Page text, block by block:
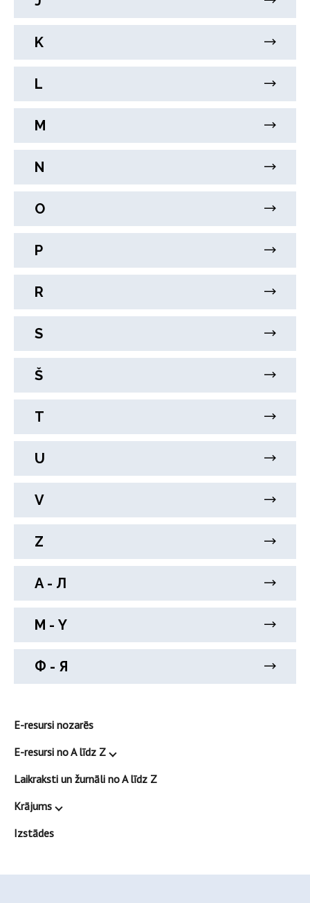
K
L
M
N
O
P
R
S
Š
T
U
V
Z
А - Л
М - Y
Ф - Я
E-resursi nozarēs
E-resursi no A līdz Z
Laikraksti un žurnāli no A līdz Z
Krājums
Izstādes